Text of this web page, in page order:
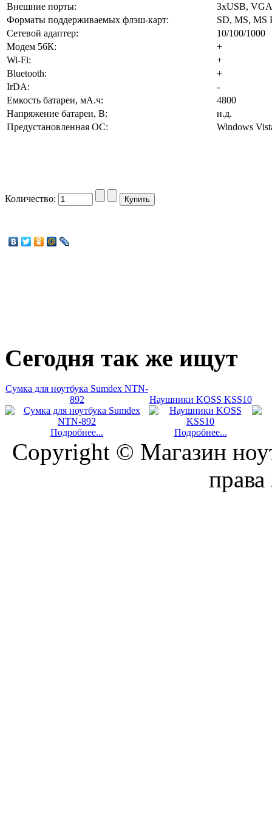
Внешние порты:
3xUSB,
Форматы поддерживаемых флэш-карт:
SD, MS, MS
Сетевой адаптер:
10/100/1000
Модем 56К:
+
Wi-Fi:
+
Bluetooth:
+
IrDA:
-
Емкость батареи, мА.ч:
4800
Напряжение батареи, В:
н.д.
Предустановленная ОС:
Windows
Количество:
Сегодня так же ищут
Сумка для ноутбука Sumdex NTN-
892
Подробнее...
Наушники KOSS KSS10
Подробнее...
Copyright © Магазин